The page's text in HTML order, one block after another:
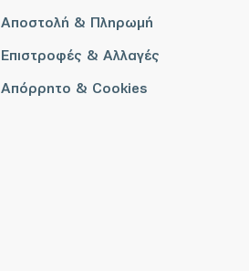
Αποστολή & Πληρωμή
Επιστροφές & Αλλαγές
Απόρρητο & Cookies